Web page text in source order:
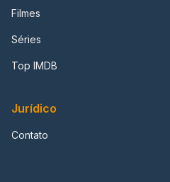
Filmes
Séries
Top IMDB
Jurídico
Contato